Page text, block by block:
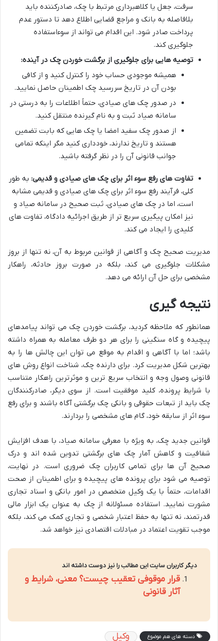
سرقت، جعل یا کلاهبرداری مرتبط با چک، صادرکننده باید
بلافاصله به بانک و مراجع قضایی اطلاع دهد تا دستور عدم
پرداخت صادر شود. این اقدام می تواند از سوءاستفاده
جلوگیری کند.
توصیه هایی برای جلوگیری از برگشت خوردن چک در آینده:
همیشه موجودی حساب خود را کنترل کنید و از کافی
بودن آن در تاریخ سررسید چک اطمینان حاصل نمایید.
در صدور چک های صیادی، حتماً اطلاعات را به درستی در
سامانه صیاد ثبت و به نام گیرنده منتقل کنید.
از صدور چک سفید امضا یا چک هایی که بابت تضمین
هستند و تاریخ ندارند، خودداری کنید مگر اینکه تمامی
جوانب قانونی آن را در نظر گرفته باشید.
تفاوت های رفع سوء اثر برای چک های صیادی و قدیمی: به طور
کلی، فرآیند رفع سوء اثر برای چک های صیادی و قدیمی مشابه
است، اما در چک های صیادی، ثبت صحیح در سامانه صیاد و
نیز امکان پیگیری سریع تر از طریق اجرائیه دادگاه، تفاوت های
کلیدی را ایجاد می کند.
مدیریت صحیح چک و آگاهی از قوانین مربوط به آن، نه تنها از بروز
مشکلات جلوگیری می کند، بلکه در صورت بروز حادثه، راهکار
مشخصی برای حل آن ارائه می دهد.
نتیجه گیری
همانطور که ملاحظه کردید، برگشت خوردن چک می تواند پیامدهای
پیچیده و گاه سنگینی را برای هر دو طرف معامله به همراه داشته
باشد؛ اما با آگاهی و اقدام به موقع می توان این چالش ها را به
بهترین شکل مدیریت کرد. برای دارنده چک، شناخت انواع روش های
قانونی وصول وجه و انتخاب سریع ترین و موثرترین راهکار متناسب
با شرایط پرونده، کلید موفقیت است. از سوی دیگر، صادرکنندگان
چک باید از تبعات حقوقی و بانکی چک برگشتی آگاه باشند و برای رفع
سوء اثر از سابقه خود، گام های مشخصی را بردارند.
قوانین جدید چک، به ویژه با معرفی سامانه صیاد، با هدف افزایش
شفافیت و کاهش آمار چک های برگشتی تدوین شده اند و درک
صحیح آن ها برای تمامی کاربران چک ضروری است. در نهایت،
توصیه می شود برای پرونده های پیچیده و برای اطمینان از صحت
اقدامات، حتماً با یک وکیل متخصص در امور بانکی و اسناد تجاری
مشورت نمایید. استفاده مسئولانه از چک به عنوان یک ابزار مالی
قدرتمند، نه تنها به حفظ اعتبار شخصی و تجاری کمک می کند، بلکه
موجب تقویت اعتماد در مبادلات اقتصادی نیز خواهد شد.
دیگر کاربران سایت این مطالب را نیز دوست داشته اند
قرار موقوفی تعقیب چیست؟ معنی، شرایط و
آثار قانونی
دسته های هم موضوع وکیل